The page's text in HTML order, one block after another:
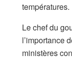
températures.
Le chef du
l’importance
ministères